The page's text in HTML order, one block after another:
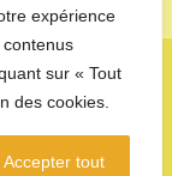
expérience
sur « Tout
des cookies.
Accepter tout
parl'agence de
Politique de